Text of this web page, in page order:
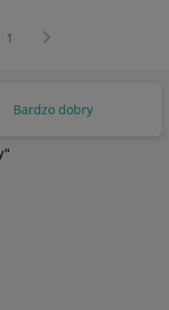
1 Następna strona
Bardzo dobry